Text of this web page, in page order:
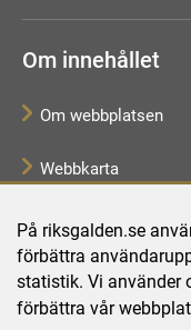
På riksgalden.se
förbättra
statistik. Vi använder
förbättra vår
Om innehållet
Om webbplatsen
Webbkarta
Behandling av